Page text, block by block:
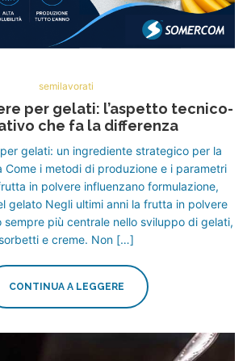
semilavorati
per gelati: l’aspetto tecnico-
che fa la differenza
gelati: un ingrediente strategico per la
Come i metodi di produzione e i parametri
in polvere influenzano formulazione,
gelato Negli ultimi anni la frutta in polvere
sempre più centrale nello sviluppo di gelati,
sorbetti e creme. Non […]
CONTINUA A LEGGERE